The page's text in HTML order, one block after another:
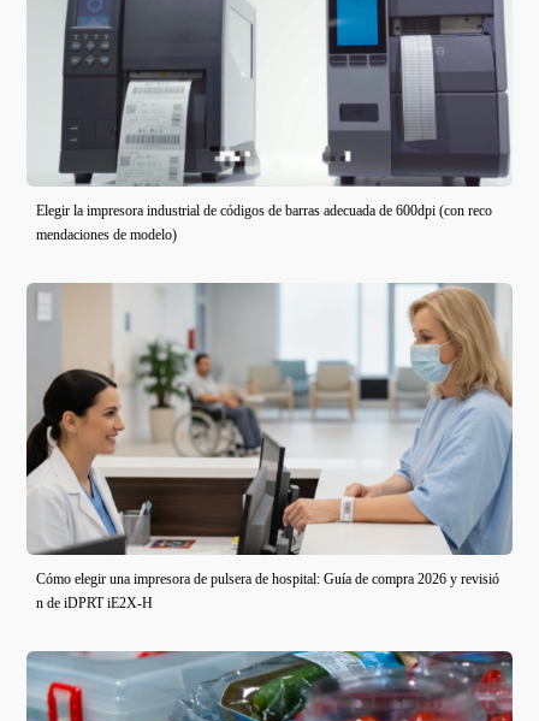
Elegir la impresora industrial de códigos de barras adecuada de 600dpi (con reco
mendaciones de modelo)
Cómo elegir una impresora de pulsera de hospital: Guía de compra 2026 y revisió
n de iDPRT iE2X-H